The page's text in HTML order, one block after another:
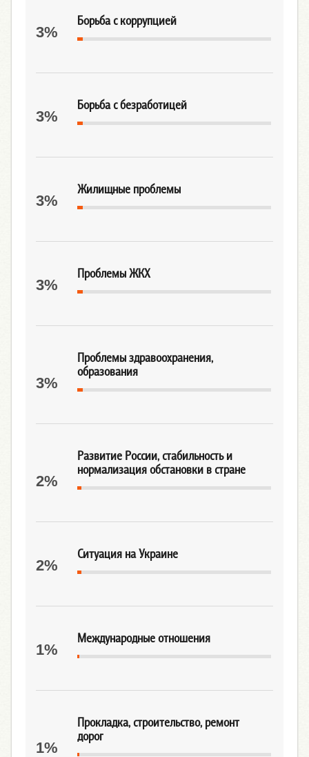
Борьба с коррупцией
3%
Борьба с безработицей
3%
Жилищные проблемы
3%
Проблемы ЖКХ
3%
Проблемы здравоохранения,
образования
3%
Развитие России, стабильность и
нормализация обстановки в стране
2%
Ситуация на Украине
2%
Международные отношения
1%
Прокладка, строительство, ремонт
дорог
1%